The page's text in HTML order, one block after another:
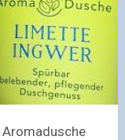
Aromadusche